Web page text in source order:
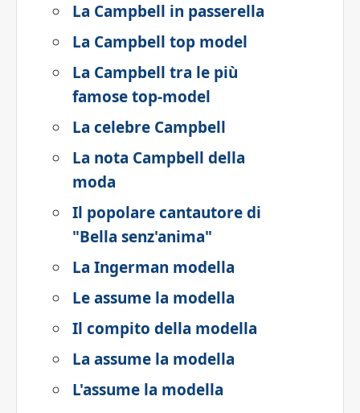
La Campbell in passerella
La Campbell top model
La Campbell tra le più
famose top-model
La celebre Campbell
La nota Campbell della
moda
Il popolare cantautore di
"Bella senz'anima"
La Ingerman modella
Le assume la modella
Il compito della modella
La assume la modella
L'assume la modella